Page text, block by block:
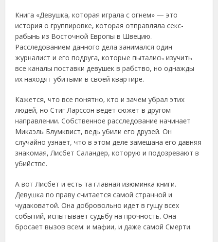
Книга «Девушка, которая играла с огнем» — это
история о группировке, которая отправляла секс-
рабынь из Восточной Европы в Швецию.
Расследованием данного дела занимался один
журналист и его подруга, которые пытались изучить
все каналы поставки девушек в рабство, но однажды
их находят убитыми в своей квартире.
Кажется, что все понятно, кто и зачем убрал этих
людей, но Стиг Ларссон ведет сюжет в другом
направлении. Собственное расследование начинает
Микаэль Блумквист, ведь убили его друзей. Он
случайно узнает, что в этом деле замешана его давняя
знакомая, Лисбет Саландер, которую и подозревают в
убийстве.
А вот Лисбет и есть та главная изюминка книги.
Девушка по праву считается самой странной и
чудаковатой. Она добровольно идет в гущу всех
событий, испытывает судьбу на прочность. Она
бросает вызов всем: и мафии, и даже самой Смерти.